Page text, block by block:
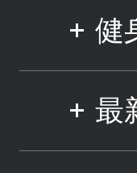
健
最